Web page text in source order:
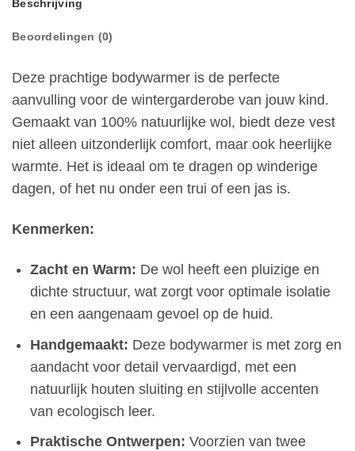
Beschrijving
Beoordelingen (0)
Deze prachtige bodywarmer is de perfecte
aanvulling voor de wintergarderobe van jouw kind.
Gemaakt van 100% natuurlijke wol, biedt deze vest
niet alleen uitzonderlijk comfort, maar ook heerlijke
warmte. Het is ideaal om te dragen op winderige
dagen, of het nu onder een trui of een jas is.
Kenmerken:
Zacht en Warm: De wol heeft een pluizige en
dichte structuur, wat zorgt voor optimale isolatie
en een aangenaam gevoel op de huid.
Handgemaakt: Deze bodywarmer is met zorg en
aandacht voor detail vervaardigd, met een
natuurlijk houten sluiting en stijlvolle accenten
van ecologisch leer.
Praktische Ontwerpen: Voorzien van twee